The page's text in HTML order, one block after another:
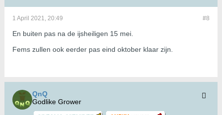
#8
1 April 2021, 20:49
En buiten pas na de ijsheiligen 15 mei.
Fems zullen ook eerder pas eind oktober klaar zijn.
QnQ
Godlike Grower